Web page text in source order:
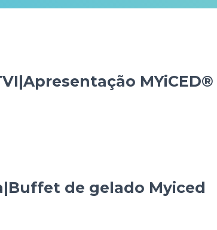
de gelado Myiced